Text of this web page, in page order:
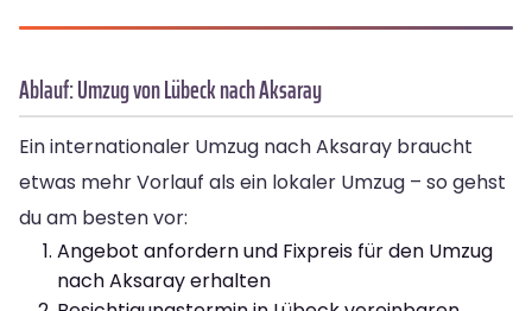
Ablauf: Umzug von Lübeck nach Aksaray
Ein internationaler Umzug nach Aksaray braucht
etwas mehr Vorlauf als ein lokaler Umzug – so gehst
du am besten vor:
Angebot anfordern und Fixpreis für den Umzug
nach Aksaray erhalten